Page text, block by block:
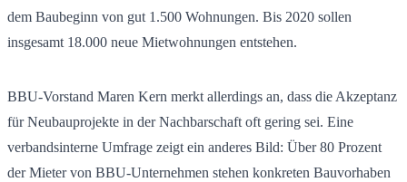
dem Baubeginn von gut 1.500 Wohnungen. Bis 2020 sollen
insgesamt 18.000 neue Mietwohnungen entstehen.
BBU-Vorstand Maren Kern merkt allerdings an, dass die Akzeptanz
für Neubauprojekte in der Nachbarschaft oft gering sei. Eine
verbandsinterne Umfrage zeigt ein anderes Bild: Über 80 Prozent
der Mieter von BBU-Unternehmen stehen konkreten Bauvorhaben